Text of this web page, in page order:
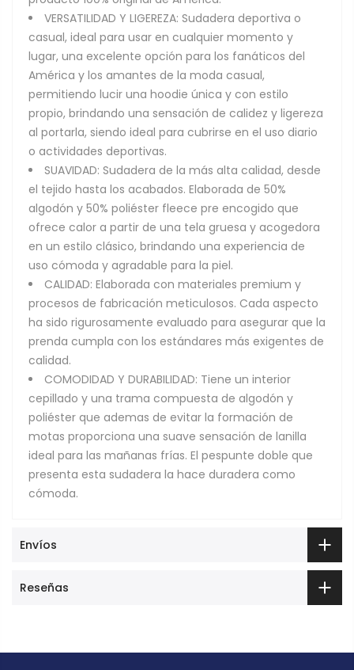
VERSATILIDAD Y LIGEREZA: Sudadera deportiva o
casual, ideal para usar en cualquier momento y
lugar, una excelente opción para los fanáticos del
América y los amantes de la moda casual,
permitiendo lucir una hoodie única y con estilo
propio, brindando una sensación de calidez y ligereza
al portarla, siendo ideal para cubrirse en el uso diario
o actividades deportivas.
SUAVIDAD: Sudadera de la más alta calidad, desde
el tejido hasta los acabados. Elaborada de 50%
algodón y 50% poliéster fleece pre encogido que
ofrece calor a partir de una tela gruesa y acogedora
en un estilo clásico, brindando una experiencia de
uso cómoda y agradable para la piel.
CALIDAD: Elaborada con materiales premium y
procesos de fabricación meticulosos. Cada aspecto
ha sido rigurosamente evaluado para asegurar que la
prenda cumpla con los estándares más exigentes de
calidad.
COMODIDAD Y DURABILIDAD: Tiene un interior
cepillado y una trama compuesta de algodón y
poliéster que ademas de evitar la formación de
motas proporciona una suave sensación de lanilla
ideal para las mañanas frías. El pespunte doble que
presenta esta sudadera la hace duradera como
cómoda.
Envíos
Reseñas